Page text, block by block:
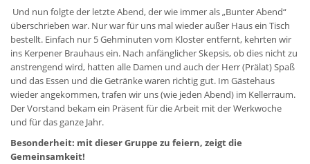
Und nun folgte der letzte Abend, der wie immer als „Bunter Abend“
überschrieben war. Nur war für uns mal wieder außer Haus ein Tisch
bestellt. Einfach nur 5 Gehminuten vom Kloster entfernt, kehrten wir
ins Kerpener Brauhaus ein. Nach anfänglicher Skepsis, ob dies nicht zu
anstrengend wird, hatten alle Damen und auch der Herr (Prälat) Spaß
und das Essen und die Getränke waren richtig gut. Im Gästehaus
wieder angekommen, trafen wir uns (wie jeden Abend) im Kellerraum.
Der Vorstand bekam ein Präsent für die Arbeit mit der Werkwoche
und für das ganze Jahr.
Besonderheit: mit dieser Gruppe zu feiern, zeigt die
Gemeinsamkeit!